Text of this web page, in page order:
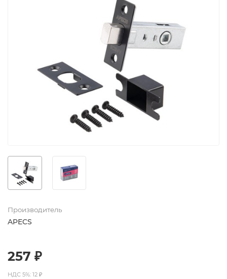
Производитель
APECS
257 ₽
НДС 5%: 12 ₽